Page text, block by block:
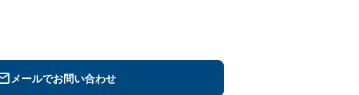
メールでお問い合わせ